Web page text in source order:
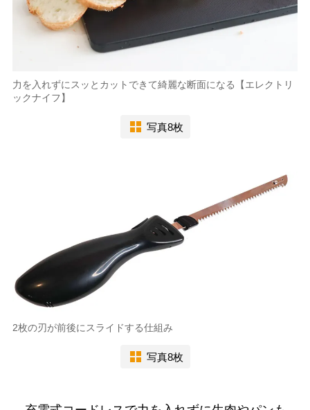
力を入れずにスッとカットできて綺麗な断面になる【エレクトリ
ックナイフ】
写真8枚
2枚の刃が前後にスライドする仕組み
写真8枚